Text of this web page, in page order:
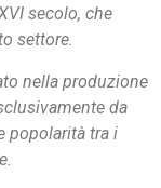
secolo, che
settore.
nella produzione
da
popolarità tra i